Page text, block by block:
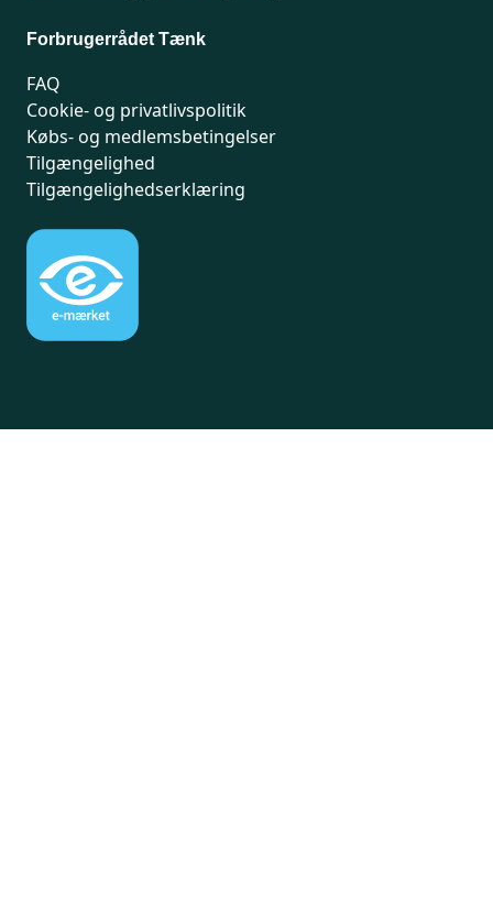
Forbrugerrådet Tænk
FAQ
Cookie- og privatlivspolitik
Købs- og medlemsbetingelser
Tilgængelighed
Tilgængelighedserklæring